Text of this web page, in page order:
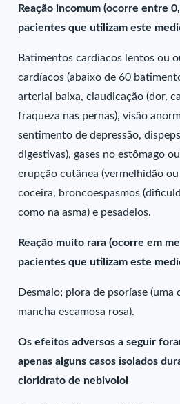
Reação incomum (ocorre entre
pacientes que utilizam este
Batimentos cardíacos lentos ou
cardíacos (abaixo de 60
arterial baixa, claudicação (dor,
fraqueza nas pernas), visão
sentimento de depressão,
digestivas), gases no estômago
erupção cutânea (vermelhidão
coceira, broncoespasmos
como na asma) e pesadelos.
Reação muito rara (ocorre em
pacientes que utilizam este
Desmaio; piora de psoríase (uma
mancha escamosa rosa).
Os efeitos adversos a seguir
apenas alguns casos isolados
cloridrato de nebivolol